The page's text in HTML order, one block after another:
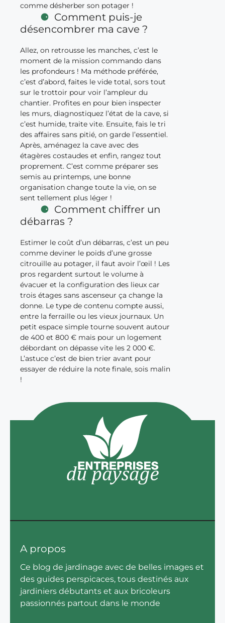
comme désherber son potager !
Comment puis-je
désencombrer ma cave ?
Allez, on retrousse les manches, c’est le
moment de la mission commando dans
les profondeurs ! Ma méthode préférée,
c’est d’abord, faites le vide total, sors tout
sur le trottoir pour voir l’ampleur du
chantier. Profites en pour bien inspecter
les murs, diagnostiquez l’état de la cave, si
c’est humide, traite vite. Ensuite, fais le tri
des affaires sans pitié, on garde l’essentiel.
Après, aménagez la cave avec des
étagères costaudes et enfin, rangez tout
proprement. C’est comme préparer ses
semis au printemps, une bonne
organisation change toute la vie, on se
sent tellement plus léger !
Comment chiffrer un
débarras ?
Estimer le coût d’un débarras, c’est un peu
comme deviner le poids d’une grosse
citrouille au potager, il faut avoir l’œil ! Les
pros regardent surtout le volume à
évacuer et la configuration des lieux car
trois étages sans ascenseur ça change la
donne. Le type de contenu compte aussi,
entre la ferraille ou les vieux journaux. Un
petit espace simple tourne souvent autour
de 400 et 800 € mais pour un logement
débordant on dépasse vite les 2 000 €.
L’astuce c’est de bien trier avant pour
essayer de réduire la note finale, sois malin
!
A propos
Ce blog de jardinage avec de belles images et
des guides perspicaces, tous destinés aux
jardiniers débutants et aux bricoleurs
passionnés partout dans le monde